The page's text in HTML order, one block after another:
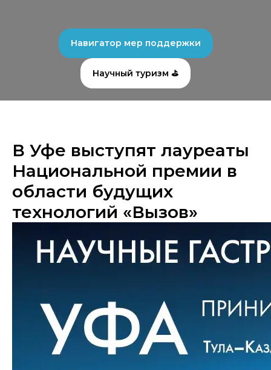
Навигатор мер поддержки
Научный туризм ⛳
В Уфе выступят лауреаты
Национальной премии в
области будущих
технологий «Вызов»